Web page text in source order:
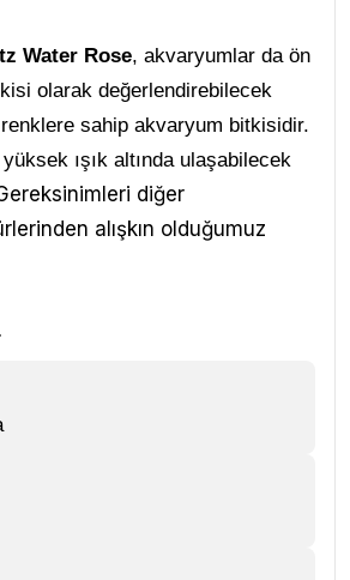
Water Rose, akvaryumlar da ön
olarak değerlendirebilecek
renklere sahip akvaryum bitkisidir.
yüksek ışık altında ulaşabilecek
diğer
alışkın olduğumuz